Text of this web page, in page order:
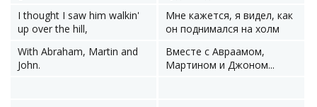
I thought I saw him walkin'
up over the hill,
Мне кажется, я видел, как
он поднимался на холм
With Abraham, Martin and
John.
Вместе с Авраамом,
Мартином и Джоном...